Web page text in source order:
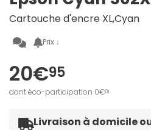
Cartouche d'encre XL,Cyan
Prix ↓
20€95
dont éco-participation 0€01
Livraison à domicile